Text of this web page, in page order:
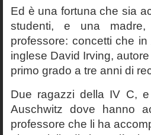
Ed è una fortuna che sia
studenti, e una
professore: concetti che
inglese David Irving,
primo grado a tre anni di
Due ragazzi della IV C,
Auschwitz dove hanno
professore che li ha